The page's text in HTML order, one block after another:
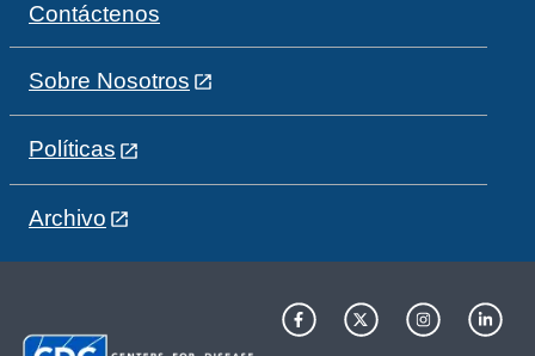
Contáctenos
Sobre Nosotros
Políticas
Archivo